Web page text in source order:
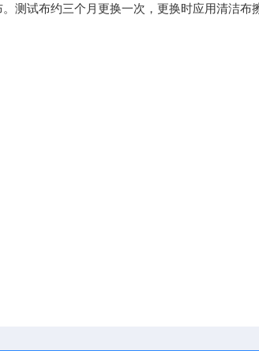
测试布约三个月更换一次，更换时应用清洁布